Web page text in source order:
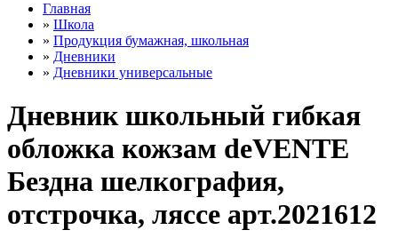
Главная
» Школа
» Продукция бумажная, школьная
» Дневники
» Дневники универсальные
Дневник школьный гибкая
обложка кожзам deVENTE
Бездна шелкография,
отстрочка, ляссе арт.2021612